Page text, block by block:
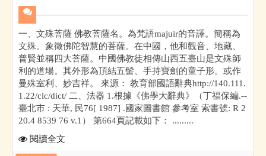
一、文殊菩薩 佛教菩薩名。為梵語majuir的音譯。簡稱為
文殊。象徵佛陀智慧的菩薩。在中國，他和觀音、地藏、
普賢並稱四大菩薩。中國佛教徒相傳山西五臺山是文殊師
利的道場。其外形為頂結五髻、手持寶劍的童子形。或作
曼殊室利、妙吉祥。 來源： 教育部國語辭典http://140.111.
1.22/clc/dict/ 二、法器 1.根據《佛學大辭典》（丁福保編.--
臺北市 : 天華, 民76[ 1987] .國家圖書館 參考室 索書號: R 2
20.4 8539 76 v.1） 第664頁記載如下： .........
閱讀全文